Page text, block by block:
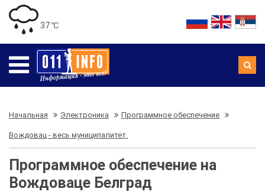
37 ℃
Начальная Электроника Программное обеспечение
Вождовац - весь муниципалитет.
Программное обеспечение на
Вождоваце Белград